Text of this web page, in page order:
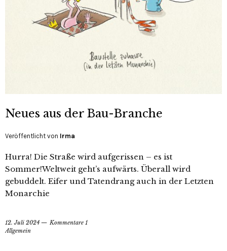
Neues aus der Bau-Branche
Veröffentlicht von Irma
Hurra! Die Straße wird aufgerissen – es ist
Sommer!Weltweit geht’s aufwärts. Überall wird
gebuddelt. Eifer und Tatendrang auch in der Letzten
Monarchie
12. Juli 2024
Kommentare 1
Allgemein